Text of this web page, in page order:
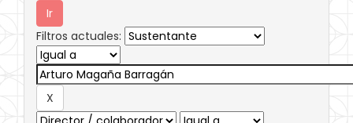
Filtros actuales: